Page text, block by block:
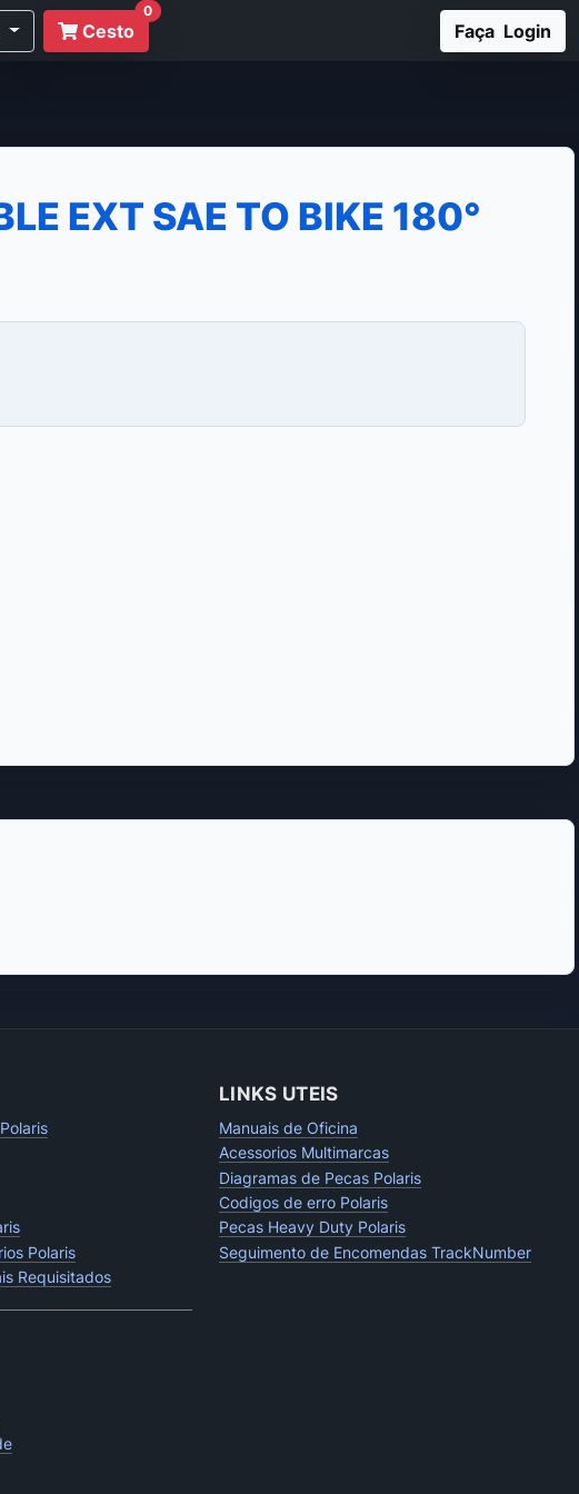
Cesto
0
Faça Login
EXT SAE TO BIKE 180°
Polaris
Requisitados
LINKS UTEIS
Manuais de Oficina
Acessorios Multimarcas
Diagramas de Pecas Polaris
Codigos de erro Polaris
Pecas Heavy Duty Polaris
Seguimento de Encomendas TrackNumber